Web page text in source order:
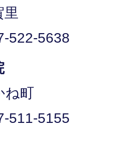
522-5638
町
511-5155